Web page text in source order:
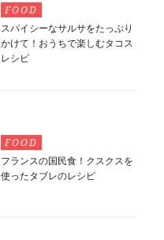
FOOD
スパイシーなサルサをたっぷり
かけて！おうちで楽しむタコス
レシピ
FOOD
フランスの国民食！クスクスを
使ったタブレのレシピ